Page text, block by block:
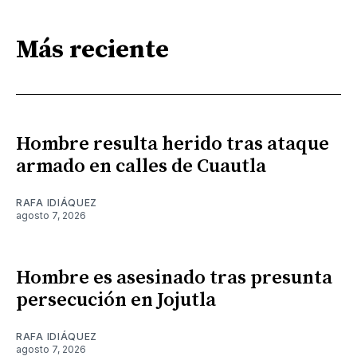
Más reciente
Hombre resulta herido tras ataque
armado en calles de Cuautla
RAFA IDIÁQUEZ
agosto 7, 2026
Hombre es asesinado tras presunta
persecución en Jojutla
RAFA IDIÁQUEZ
agosto 7, 2026